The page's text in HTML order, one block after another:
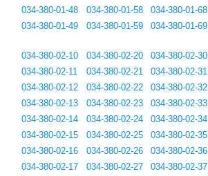
034-380-01-48
034-380-01-49
034-380-01-58
034-380-01-59
034-380-01-68
034-380-01-69
034-380-02-10
034-380-02-11
034-380-02-12
034-380-02-13
034-380-02-14
034-380-02-15
034-380-02-16
034-380-02-17
034-380-02-20
034-380-02-21
034-380-02-22
034-380-02-23
034-380-02-24
034-380-02-25
034-380-02-26
034-380-02-27
034-380-02-30
034-380-02-31
034-380-02-32
034-380-02-33
034-380-02-34
034-380-02-35
034-380-02-36
034-380-02-37